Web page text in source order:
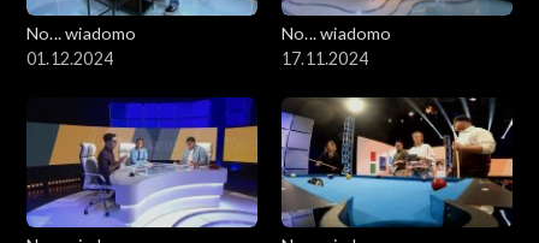
No... wiadomo
01.12.2024
No... wiadomo
17.11.2024